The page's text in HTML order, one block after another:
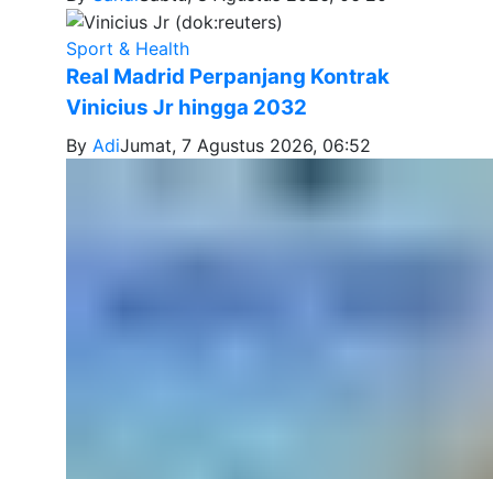
Sport & Health
Real Madrid Perpanjang Kontrak
Vinicius Jr hingga 2032
By AdiJumat, 7 Agustus 2026, 06:52